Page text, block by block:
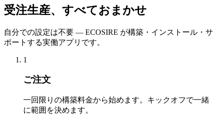
受注生産、すべておまかせ
自分での設定は不要 — ECOSIRE が構築・インストール・サ
ポートする実働アプリです。
1
ご注文
一回限りの構築料金から始めます。キックオフで一緒
に範囲を決めます。